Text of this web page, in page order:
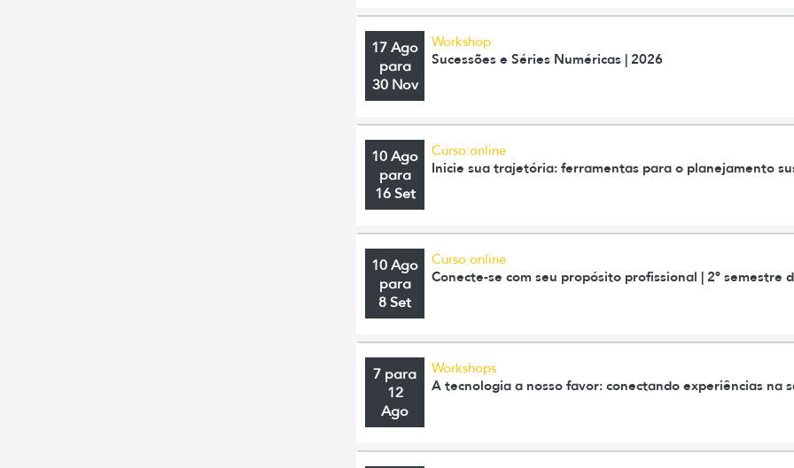
17 Ago
para
30 Nov
Workshop
Sucessões e Séries Numéricas | 2026
10 Ago
para
16 Set
Curso online
Inicie sua trajetória: ferramentas para o planejamento
10 Ago
para
8 Set
Curso online
Conecte-se com seu propósito profissional | 2º semestre
7 para
12
Ago
Workshops
A tecnologia a nosso favor: conectando experiências na